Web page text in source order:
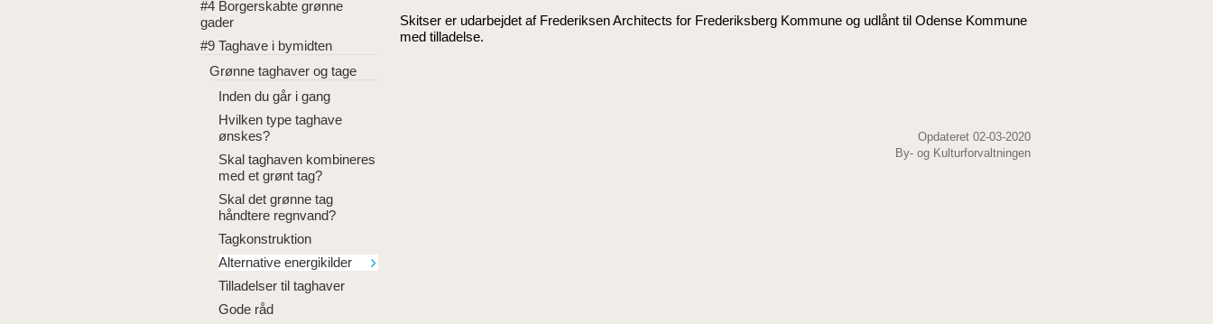
#4 Borgerskabte grønne
gader
#9 Taghave i bymidten
Grønne taghaver og tage
Inden du går i gang
Hvilken type taghave
ønskes?
Skal taghaven kombineres
med et grønt tag?
Skal det grønne tag
håndtere regnvand?
Tagkonstruktion
Alternative energikilder
Tilladelser til taghaver
Gode råd
Skitser er udarbejdet af Frederiksen Architects for Frederiksberg Kommune og udlånt til Odense Kommune
med tilladelse.
Opdateret 02-03-2020
By- og Kulturforvaltningen